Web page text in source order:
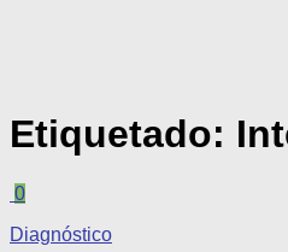
Etiquetado:
0
Diagnóstico